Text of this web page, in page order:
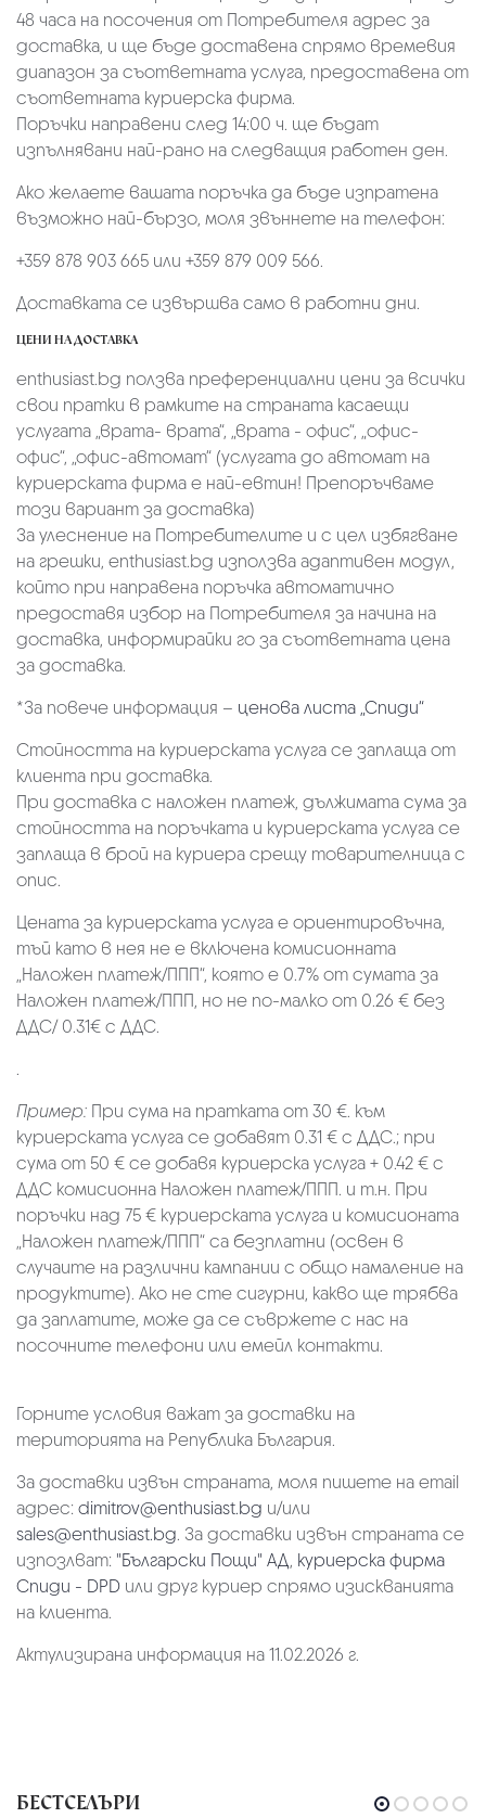
48 часа на посочения от Потребителя адрес за
доставка, и ще бъде доставена спрямо времевия
диапазон за съответната услуга, предоставена от
съответната куриерска фирма.
Поръчки направени след 14:00 ч. ще бъдат
изпълнявани най-рано на следващия работен ден.
Ако желаете вашата поръчка да бъде изпратена
възможно най-бързо, моля звъннете на телефон:
+359 878 903 665 или +359 879 009 566.
Доставката се извършва само в работни дни.
ЦЕНИ НА ДОСТАВКА
enthusiast.bg ползва преференциални цени за всички
свои пратки в рамките на страната касаещи
услугата „врата- врата“, „врата - офис“, „oфис-
офис“, „офис-автомат“ (услугата до автомат на
куриерската фирма е най-евтин! Препоръчваме
този вариант за доставка)
За улеснение на Потребителите и с цел избягване
на грешки, enthusiast.bg използва адаптивен модул,
който при направена поръчка автоматично
предоставя избор на Потребителя за начина на
доставка, информирайки го за съответната цена
за доставка.
*За повече информация – ценова листа „Спиди“
Стойността на куриерската услуга се заплаща от
клиента при доставка.
При доставка с наложен платеж, дължимата сума за
стойността на поръчката и куриерската услуга се
заплаща в брой на куриера срещу товарителница с
опис.
Цената за куриерската услуга е ориентировъчна,
тъй като в нея не е включена комисионната
„Наложен платеж/ППП“, която е 0.7% от сумата за
Наложен платеж/ППП, но не по-малко от 0.26 € без
ДДС/ 0.31€ с ДДС.
.
Пример: При сума на пратката от 30 €. към
куриерската услуга се добавят 0.31 € с ДДС.; при
сума от 50 € се добавя куриерска услуга + 0.42 € с
ДДС комисионна Наложен платеж/ППП. и т.н. При
поръчки над 75 € куриерската услуга и комисионата
„Наложен платеж/ППП“ са безплатни (освен в
случаите на различни кампании с общо намаление на
продуктите). Ако не сте сигурни, какво ще трябва
да заплатите, може да се съвржете с нас на
посочните телефони или емейл контакти.
Горните условия важат за доставки на
територията на Република България.
За доставки извън страната, моля пишете на email
адрес: dimitrov@enthusiast.bg и/или
sales@enthusiast.bg. За доставки извън страната се
изпозлват: "Български Пощи" АД, куриерска фирма
Спиди - DPD или друг куриер спрямо изискванията
на клиента.
Актулизирана информация на 11.02.2026 г.
БЕСТСЕЛЪРИ